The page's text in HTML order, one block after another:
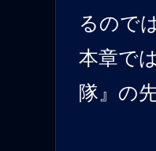
るので
本章で
隊』の